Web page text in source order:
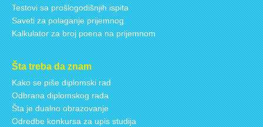
Testovi sa prošlogodišnjih ispita
Saveti za polaganje prijemnog
Kalkulator za broj poena na prijemnom
Šta treba da znam
Kako se piše diplomski rad
Odbrana diplomskog rada
Šta je dualno obrazovanje
Odredbe konkursa za upis studija